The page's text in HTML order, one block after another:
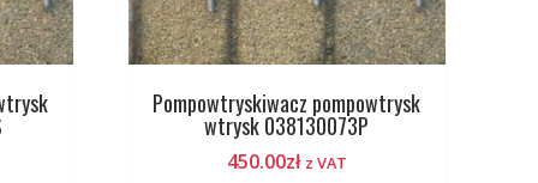
Pompowtryskiwacz pompowtrysk
wtrysk 038130073P
450.00zł z VAT